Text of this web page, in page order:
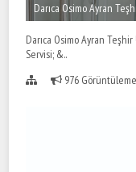
Darıca Osimo Ayran
Darıca Osimo Ayran
Servisi; &..
976 Görüntüleme